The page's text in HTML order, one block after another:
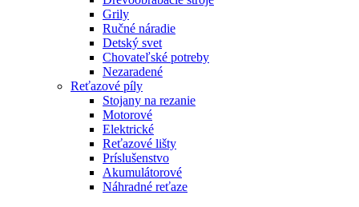
Grily
Ručné náradie
Detský svet
Chovateľské potreby
Nezaradené
Reťazové píly
Stojany na rezanie
Motorové
Elektrické
Reťazové lišty
Príslušenstvo
Akumulátorové
Náhradné reťaze